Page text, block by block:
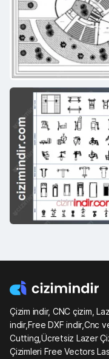
Çizim indir, CNC çizim,
indir,Free DXF indir,Cnc
Cutting,Ücretsiz Lazer
Çizimleri Free Vectors